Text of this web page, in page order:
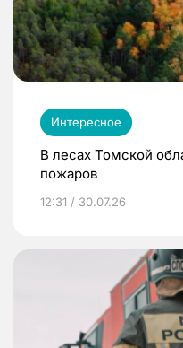
Интересное
В лесах Томской
пожаров
12:31 / 30.07.26